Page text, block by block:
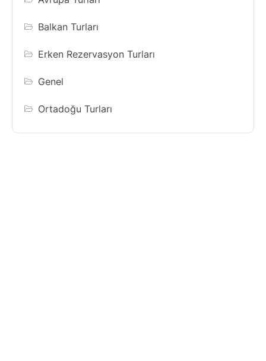
Balkan Turları
Erken Rezervasyon Turları
Genel
Ortadoğu Turları